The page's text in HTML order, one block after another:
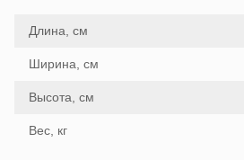
Длина, см
Ширина, см
Высота, см
Вес, кг